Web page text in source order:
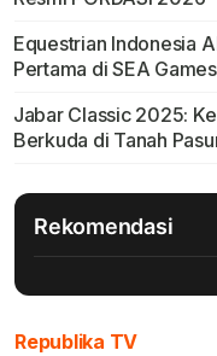
Equestrian Indonesia
Pertama di SEA
Jabar Classic 2025:
Berkuda di Tanah
Rekomendasi
Republika TV